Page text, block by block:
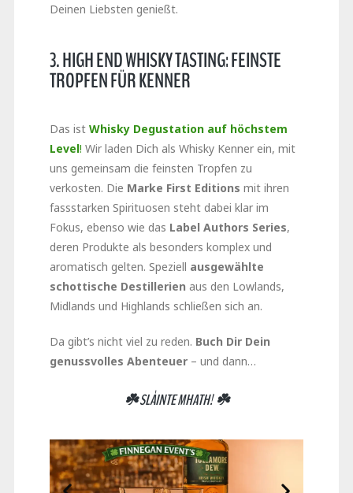
Deinen Liebsten genießt.
3. HIGH END WHISKY TASTING: FEINSTE
TROPFEN FÜR KENNER
Das ist Whisky Degustation auf höchstem
Level! Wir laden Dich als Whisky Kenner ein, mit
uns gemeinsam die feinsten Tropfen zu
verkosten. Die Marke First Editions mit ihren
fassstarken Spirituosen steht dabei klar im
Fokus, ebenso wie das Label Authors Series,
deren Produkte als besonders komplex und
aromatisch gelten. Speziell ausgewählte
schottische Destillerien aus den Lowlands,
Midlands und Highlands schließen sich an.
Da gibt’s nicht viel zu reden. Buch Dir Dein
genussvolles Abenteuer– und dann…
☘️ SLÀINTE MHATH! ☘️